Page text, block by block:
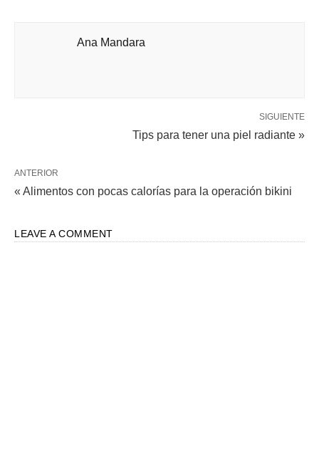
Ana Mandara
SIGUIENTE
Tips para tener una piel radiante »
ANTERIOR
« Alimentos con pocas calorías para la operación bikini
LEAVE A COMMENT